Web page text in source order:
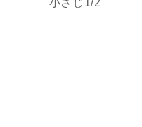
小さじ1/2